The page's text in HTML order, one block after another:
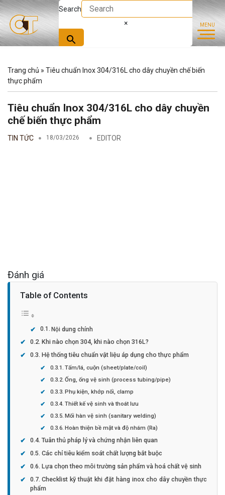
Search
×
Trang chủ » Tiêu chuẩn Inox 304/316L cho dây chuyền chế biến
thực phẩm
Tiêu chuẩn Inox 304/316L cho dây chuyền
chế biến thực phẩm
TIN TỨC 18/03/2026 EDITOR
Đánh giá
Table of Contents
Nội dung chính
Khi nào chọn 304, khi nào chọn 316L?
Hệ thống tiêu chuẩn vật liệu áp dụng cho thực phẩm
Tấm/lá, cuộn (sheet/plate/coil)
Ống, ống vệ sinh (process tubing/pipe)
Phụ kiện, khớp nối, clamp
Thiết kế vệ sinh và thoát lưu
Mối hàn vệ sinh (sanitary welding)
Hoàn thiện bề mặt và độ nhám (Ra)
Tuân thủ pháp lý và chứng nhận liên quan
Các chỉ tiêu kiểm soát chất lượng bắt buộc
Lựa chọn theo môi trường sản phẩm và hoá chất vệ sinh
Checklist kỹ thuật khi đặt hàng inox cho dây chuyền thực
phẩm